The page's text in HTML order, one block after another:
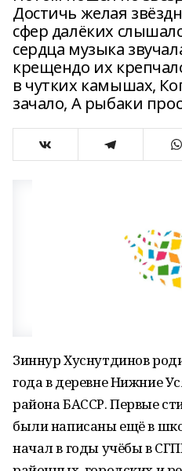
Достичь желая
сфер далёких
сердца музыка
крещендо их
в чутких камышах,
зачало, А рыбаки
Зиннур Хуснутдинов
года в деревне Нижние
района БАССР. Первые
были написаны ещё в
начал в годы учёбы в